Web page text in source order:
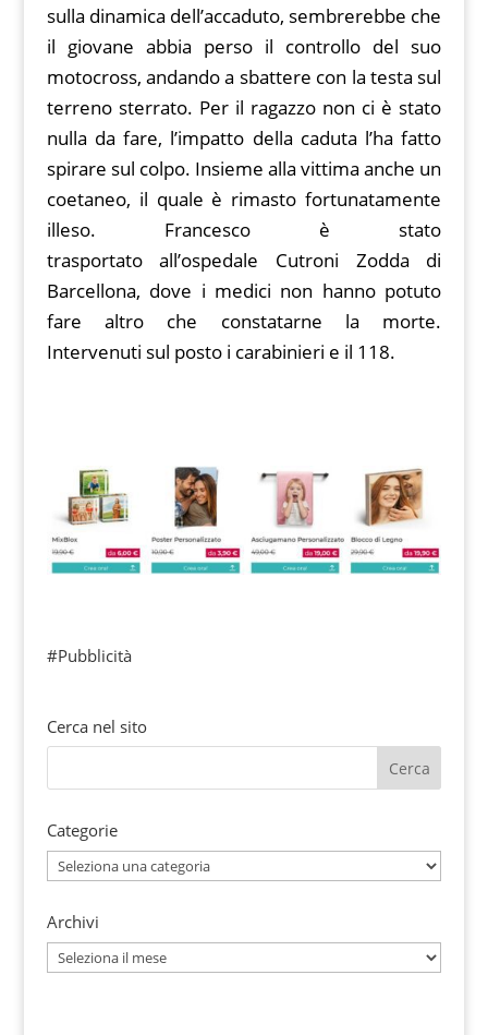
sulla dinamica dell’accaduto, sembrerebbe che
il giovane abbia perso il controllo del suo
motocross, andando a sbattere con la testa sul
terreno sterrato. Per il ragazzo non ci è stato
nulla da fare, l’impatto della caduta l’ha fatto
spirare sul colpo. Insieme alla vittima anche un
coetaneo, il quale è rimasto fortunatamente
illeso. Francesco è stato
trasportato all’ospedale Cutroni Zodda di
Barcellona, dove i medici non hanno potuto
fare altro che constatarne la morte.
Intervenuti sul posto i carabinieri e il 118.
#Pubblicità
Cerca nel sito
Categorie
Categorie
Archivi
Archivi